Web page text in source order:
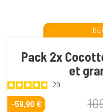
Pack 2x
et
29
-59,90 €